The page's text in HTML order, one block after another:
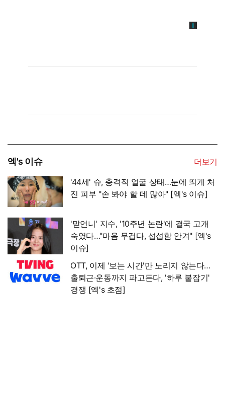
엑's 이슈
더보기
'44세' 슈, 충격적 얼굴 상태…눈에 띄게 처
진 피부 "손 봐야 할 데 많아" [엑's 이슈]
'맏언니' 지수, '10주년 논란'에 결국 고개
숙였다…"마음 무겁다, 섭섭함 안겨" [엑's
이슈]
OTT, 이제 '보는 시간'만 노리지 않는다…
출퇴근·운동까지 파고든다, '하루 붙잡기'
경쟁 [엑's 초점]